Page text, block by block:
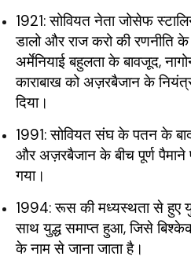
1921: सोवियत नेता जोसेफ
डालो और राज करो की रणनीति
अर्मेनियाई बहुलता के बावजूद,
काराबाख को अज़रबैजान के
दिया।
1991: सोवियत संघ के पतन के
और अज़रबैजान के बीच पूर्ण पैमाने
गया।
1994: रूस की मध्यस्थता से हुए
साथ युद्ध समाप्त हुआ, जिसे
के नाम से जाना जाता है।